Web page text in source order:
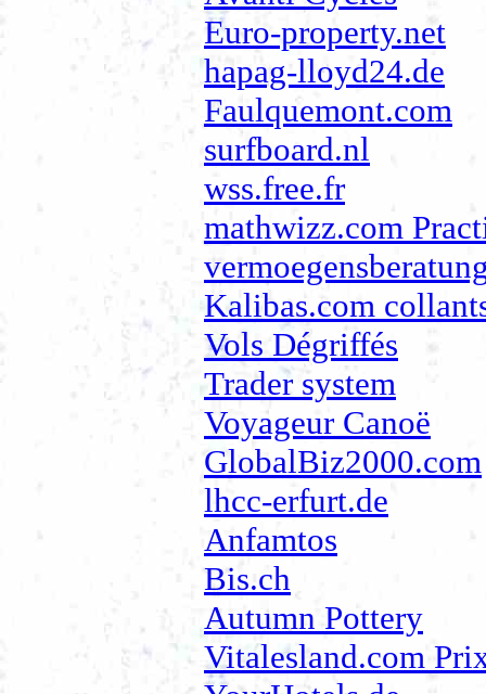
Euro-property.net
hapag-lloyd24.de
Faulquemont.com
surfboard.nl
wss.free.fr
mathwizz.com
Kalibas.com
Vols Dégriffés
Trader system
Voyageur Canoë
GlobalBiz2000.com
lhcc-erfurt.de
Anfamtos
Bis.ch
Autumn Pottery
Vitalesland.com